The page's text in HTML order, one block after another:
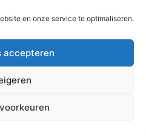
en onze service te optimaliseren.
accepteren
thema